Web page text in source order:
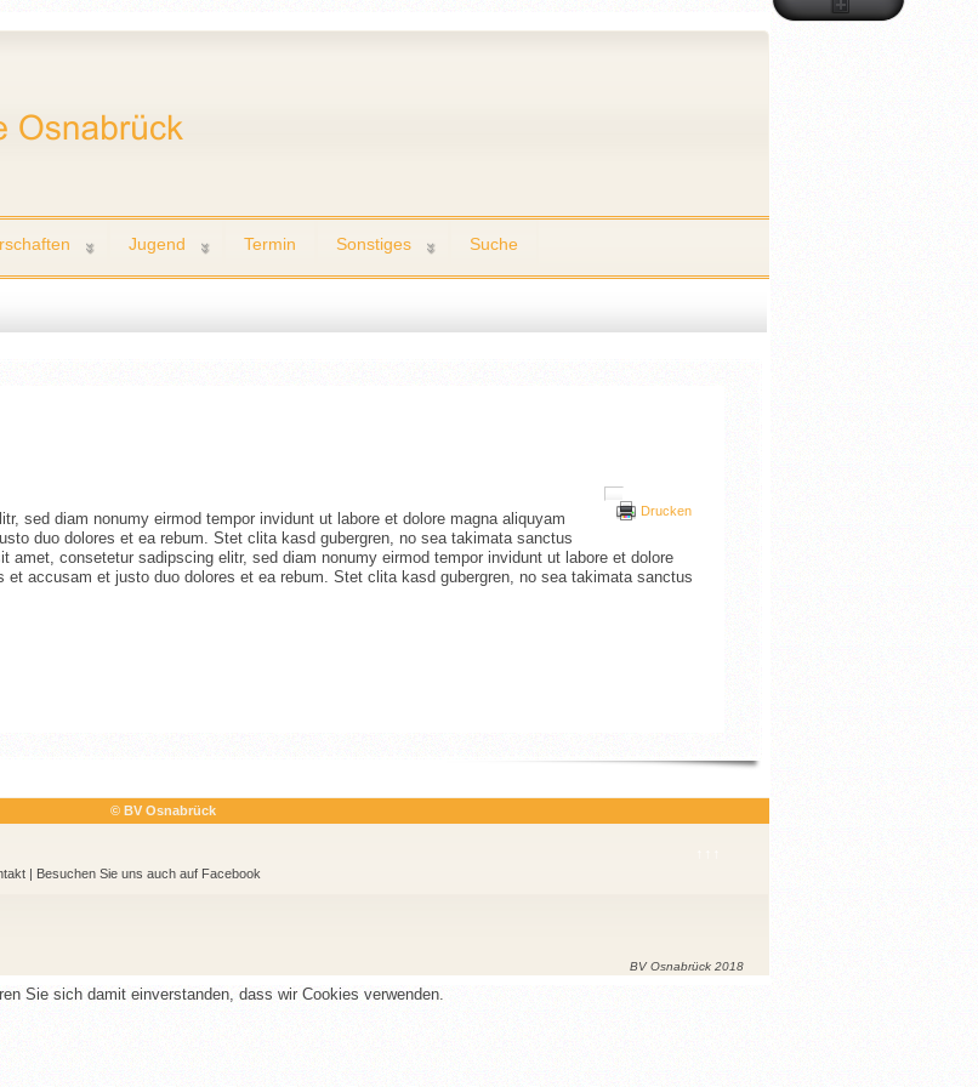
Jugend Termin Sonstiges Suche
Drucken
sed diam nonumy eirmod tempor invidunt ut labore et dolore magna aliquyam
duo dolores et ea rebum. Stet clita kasd gubergren, no sea takimata sanctus
amet, consetetur sadipscing elitr, sed diam nonumy eirmod tempor invidunt ut labore et dolore
accusam et justo duo dolores et ea rebum. Stet clita kasd gubergren, no sea takimata sanctus
© BV Osnabrück
| Besuchen Sie uns auch auf Facebook
BV Osnabrück 2018
Sie sich damit einverstanden, dass wir Cookies verwenden.